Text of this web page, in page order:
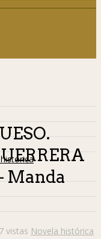
Manda
vistas Novela histórica